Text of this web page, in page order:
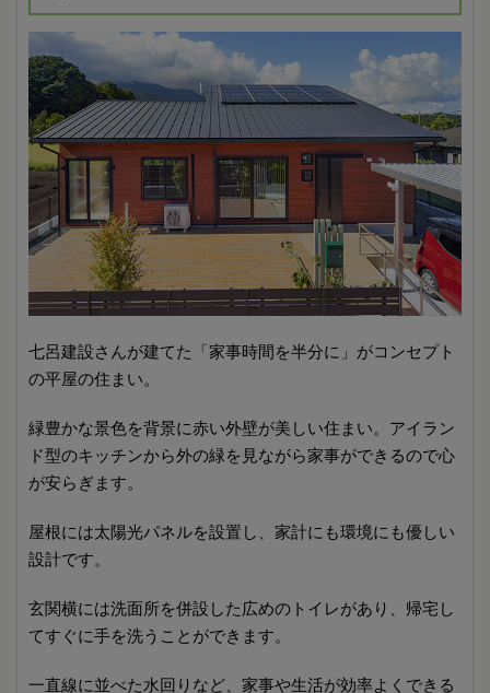
七呂建設さんが建てた「家事時間を半分に」がコンセプト
の平屋の住まい。
緑豊かな景色を背景に赤い外壁が美しい住まい。アイラン
ド型のキッチンから外の緑を見ながら家事ができるので心
が安らぎます。
屋根には太陽光パネルを設置し、家計にも環境にも優しい
設計です。
玄関横には洗面所を併設した広めのトイレがあり、帰宅し
てすぐに手を洗うことができます。
一直線に並べた水回りなど、家事や生活が効率よくできる